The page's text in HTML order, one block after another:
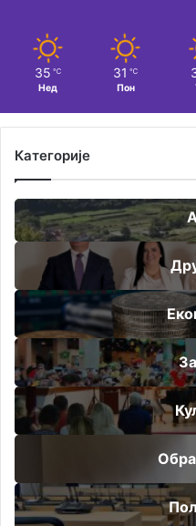
35 ℃
Нед
31 ℃
Пон
Категорије